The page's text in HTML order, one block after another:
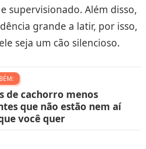
supervisionado. Além disso,
grande a latir, por isso,
seja um cão silencioso.
de cachorro menos
que não estão nem aí
você quer